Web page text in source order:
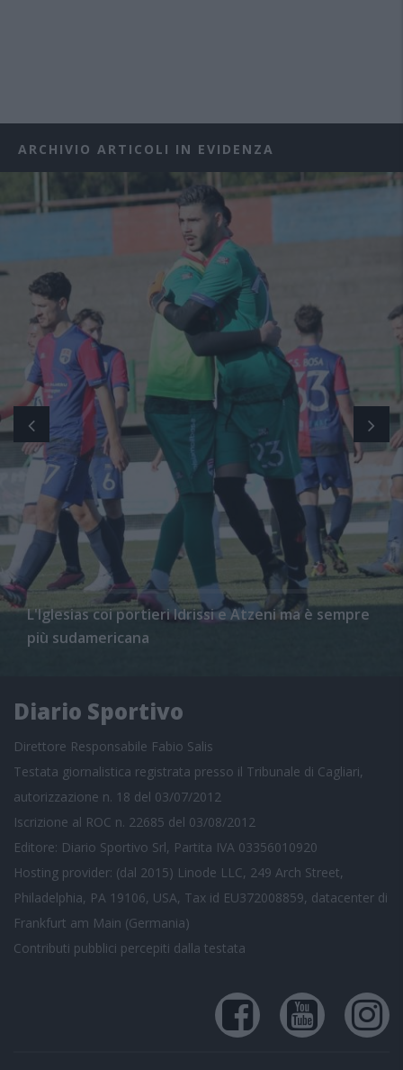
ARCHIVIO ARTICOLI IN EVIDENZA
L'Iglesias coi portieri Idrissi e Atzeni ma è sempre
più sudamericana
Diario Sportivo
Direttore Responsabile Fabio Salis
Testata giornalistica registrata presso il Tribunale di Cagliari,
autorizzazione n. 18 del 03/07/2012
Iscrizione al ROC n. 22685 del 03/08/2012
Editore: Diario Sportivo Srl, Partita IVA 03356010920
Hosting provider: (dal 2015) Linode LLC, 249 Arch Street,
Philadelphia, PA 19106, USA, Tax id EU372008859, datacenter di
Frankfurt am Main (Germania)
Contributi pubblici percepiti dalla testata